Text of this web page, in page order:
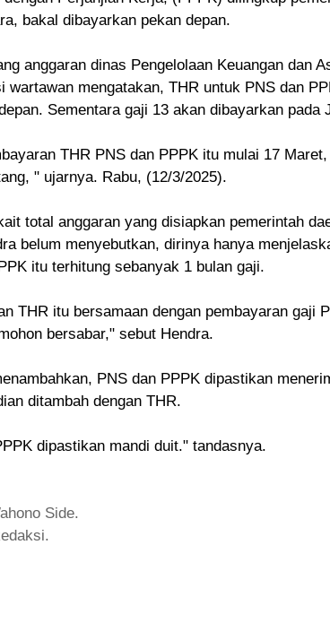
bakal dibayarkan pekan depan.
anggaran dinas Pengelolaan Keuangan dan
wartawan mengatakan, THR untuk PNS dan
Sementara gaji 13 akan dibayarkan pada
THR PNS dan PPPK itu mulai 17
" ujarnya. Rabu, (12/3/2025).
total anggaran yang disiapkan pemerintah
belum menyebutkan, dirinya hanya
itu terhitung sebanyak 1 bulan gaji.
THR itu bersamaan dengan pembayaran gaji
bersabar," sebut Hendra.
PNS dan PPPK dipastikan
ditambah dengan THR.
dipastikan mandi duit." tandasnya.
Side.